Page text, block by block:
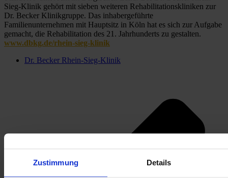
Zustimmung Details
Sieg-Klinik gehört mit sieben weiteren Rehabilitationskliniken zur
Dr. Becker Klinikgruppe. Das inhabergeführte
Familienunternehmen mit Hauptsitz in Köln hat es sich zur Aufgabe
www.dbkg.de/rhein-sieg-klinik
Dr. Becker Rhein-Sieg-Klinik